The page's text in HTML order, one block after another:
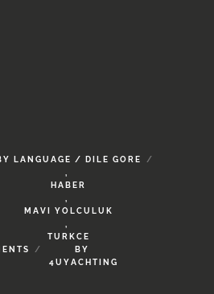
LANGUAGE / DILE GORE
HABER
MAVI YOLCULUK
TURKCE
BY
4UYACHTING